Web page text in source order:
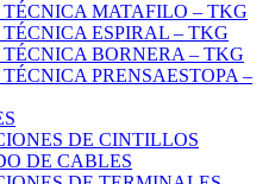
MATAFILO – TKG
ESPIRAL – TKG
BORNERA – TKG
PRENSAESTOPA –
DE CINTILLOS
DE CABLES